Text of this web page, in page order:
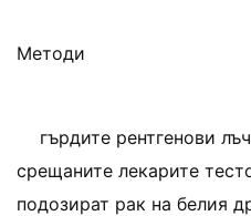
Методи
гърдите рентгенови
срещаните лекарите
подозират рак на белия